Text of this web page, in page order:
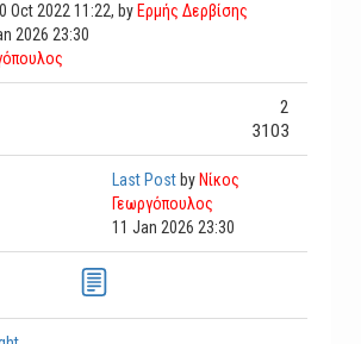
Oct 2022 11:22, by Ερμής Δερβίσης
2026 23:30
2
3103
Last Post by Νίκος
Γεωργόπουλος
11 Jan 2026 23:30